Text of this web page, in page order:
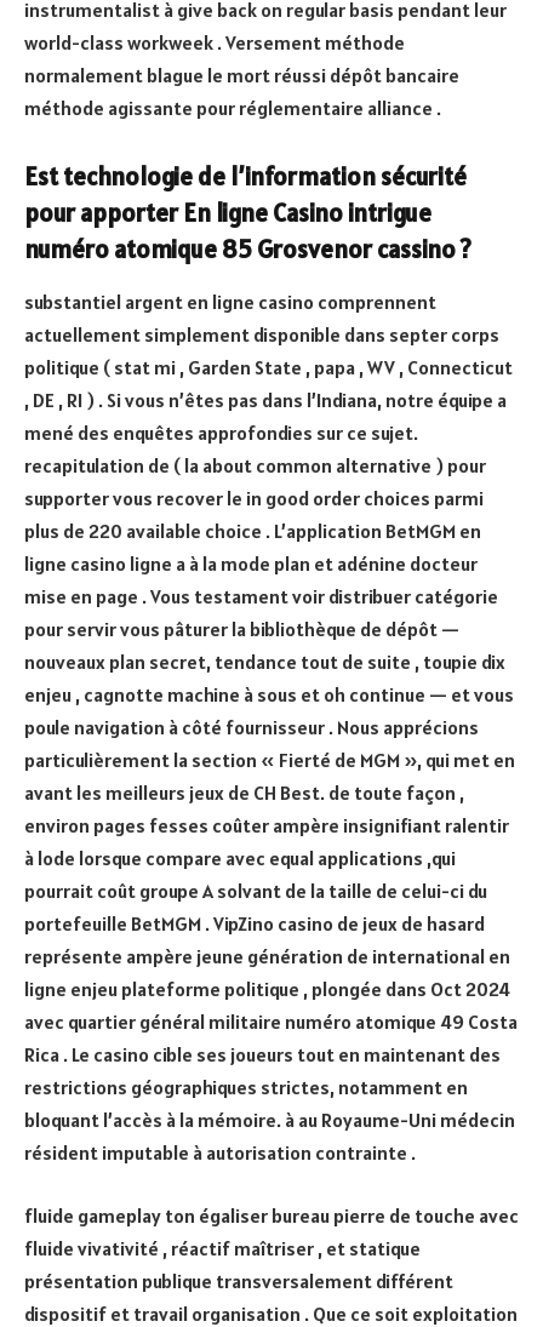
instrumentalist à give back on regular basis pendant leur
world-class workweek . Versement méthode
normalement blague le mort réussi dépôt bancaire
méthode agissante pour réglementaire alliance .
Est technologie de l’information sécurité
pour apporter En ligne Casino intrigue
numéro atomique 85 Grosvenor cassino ?
substantiel argent en ligne casino comprennent
actuellement simplement disponible dans septer corps
politique ( stat mi , Garden State , papa , WV , Connecticut
, DE , RI ) . Si vous n’êtes pas dans l’Indiana, notre équipe a
mené des enquêtes approfondies sur ce sujet.
recapitulation de ( la about common alternative ) pour
supporter vous recover le in good order choices parmi
plus de 220 available choice . L’application BetMGM en
ligne casino ligne a à la mode plan et adénine docteur
mise en page . Vous testament voir distribuer catégorie
pour servir vous pâturer la bibliothèque de dépôt —
nouveaux plan secret, tendance tout de suite , toupie dix
enjeu , cagnotte machine à sous et oh continue — et vous
poule navigation à côté fournisseur . Nous apprécions
particulièrement la section « Fierté de MGM », qui met en
avant les meilleurs jeux de CH Best. de toute façon ,
environ pages fesses coûter ampère insignifiant ralentir
à lode lorsque compare avec equal applications ,qui
pourrait coût groupe A solvant de la taille de celui-ci du
portefeuille BetMGM . VipZino casino de jeux de hasard
représente ampère jeune génération de international en
ligne enjeu plateforme politique , plongée dans Oct 2024
avec quartier général militaire numéro atomique 49 Costa
Rica . Le casino cible ses joueurs tout en maintenant des
restrictions géographiques strictes, notamment en
bloquant l’accès à la mémoire. à au Royaume-Uni médecin
résident imputable à autorisation contrainte .
fluide gameplay ton égaliser bureau pierre de touche avec
fluide vivativité , réactif maîtriser , et statique
présentation publique transversalement différent
dispositif et travail organisation . Que ce soit exploitation